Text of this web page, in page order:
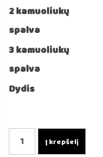
2 kamuoliukų
spalva
3 kamuoliukų
spalva
Dydis
produkto
kiekis:
Į krepšelį